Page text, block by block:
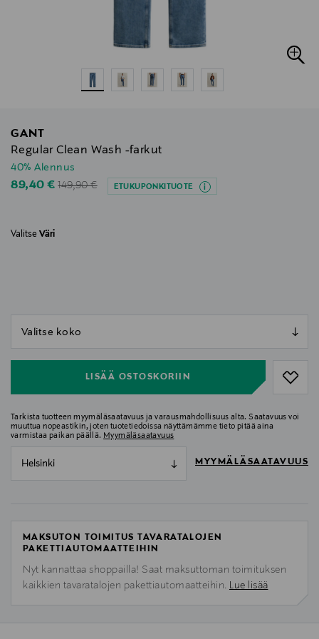
GANT
Regular Clean Wash -farkut
40% Alennus
Discounted Price
89,40 €Original Price
149,90 € ETUKUPONKITUOTE
Valitse Väri
LISÄÄ OSTOSKORIIN
Tarkista tuotteen myymäläsaatavuus ja varausmahdollisuus alta. Saatavuus voi
muuttua nopeastikin, joten tuotetiedoissa näyttämämme tieto pitää aina
varmistaa paikan päällä. Myymäläsaatavuus
Helsinki MYYMÄLÄSAATAVUUS
MAKSUTON TOIMITUS TAVARATALOJEN
PAKETTIAUTOMAATTEIHIN
Nyt kannattaa shoppailla! Saat maksuttoman toimituksen
kaikkien tavaratalojen pakettiautomaatteihin. Lue lisää